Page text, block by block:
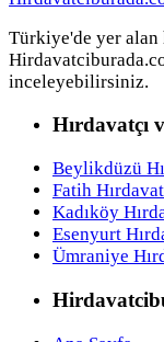
Türkiye'de yer alan
inceleyebilirsiniz.
Hırdavatçı
Beylikdüzü
Fatih
Kadıköy
Esenyurt
Ümraniye